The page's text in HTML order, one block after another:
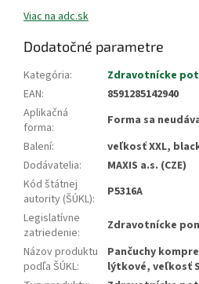
Viac na adc.sk
Dodatočné parametre
Kategória:
Zdravotnícke
EAN:
8591285142940
Aplikačná
forma:
Forma sa
Balení:
veľkosť XXL,
Dodávatelia:
MAXIS a.s. (CZE)
Kód štátnej
autority (ŠÚKL):
P5316A
Legislatívne
zatriedenie:
Zdravotnícke
Názov produktu
podľa ŠÚKL:
Pančuchy
lýtkové, veľkosť